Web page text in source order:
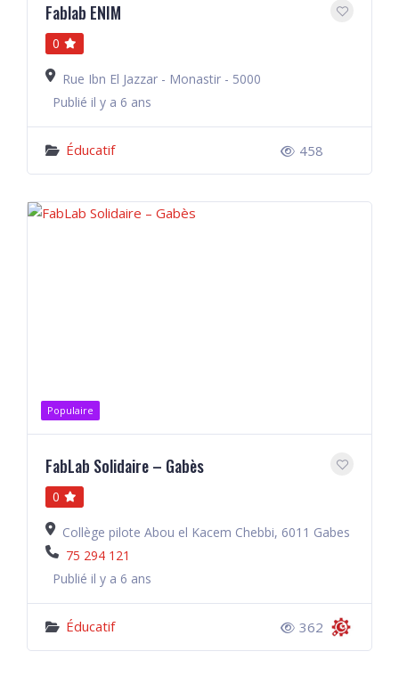
Fablab ENIM
0
Rue Ibn El Jazzar - Monastir - 5000
Publié il y a 6 ans
Éducatif 458
Populaire
FabLab Solidaire – Gabès
0
Collège pilote Abou el Kacem Chebbi, 6011 Gabes
75 294 121
Publié il y a 6 ans
Éducatif 362